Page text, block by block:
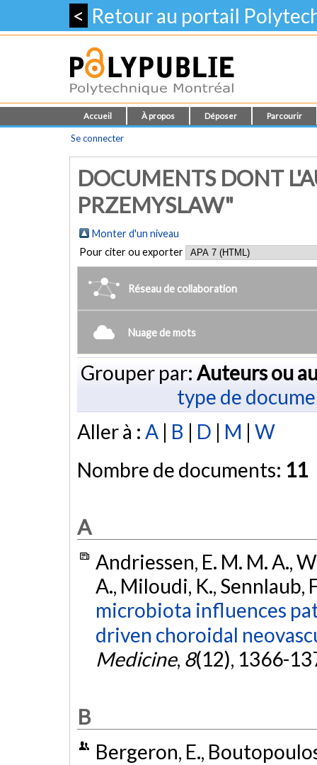
< Retour au portail
Accueil À propos Déposer Parcourir
Se connecter
DOCUMENTS DONT
PRZEMYSLAW"
Monter d'un niveau
Pour citer ou exporter
Réseau de collaboration
Nuage de mots
Grouper par: Auteurs ou
type de
Aller à : A | B | D | M | W
Nombre de documents: 11
A
Andriessen, E. M. M. A.,
A., Miloudi, K., Sennlaub,
microbiota influences
driven choroidal
Medicine, 8(12), 1366-
B
Bergeron, E.,